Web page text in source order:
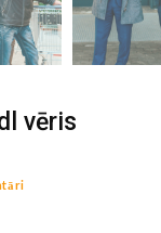
vēris